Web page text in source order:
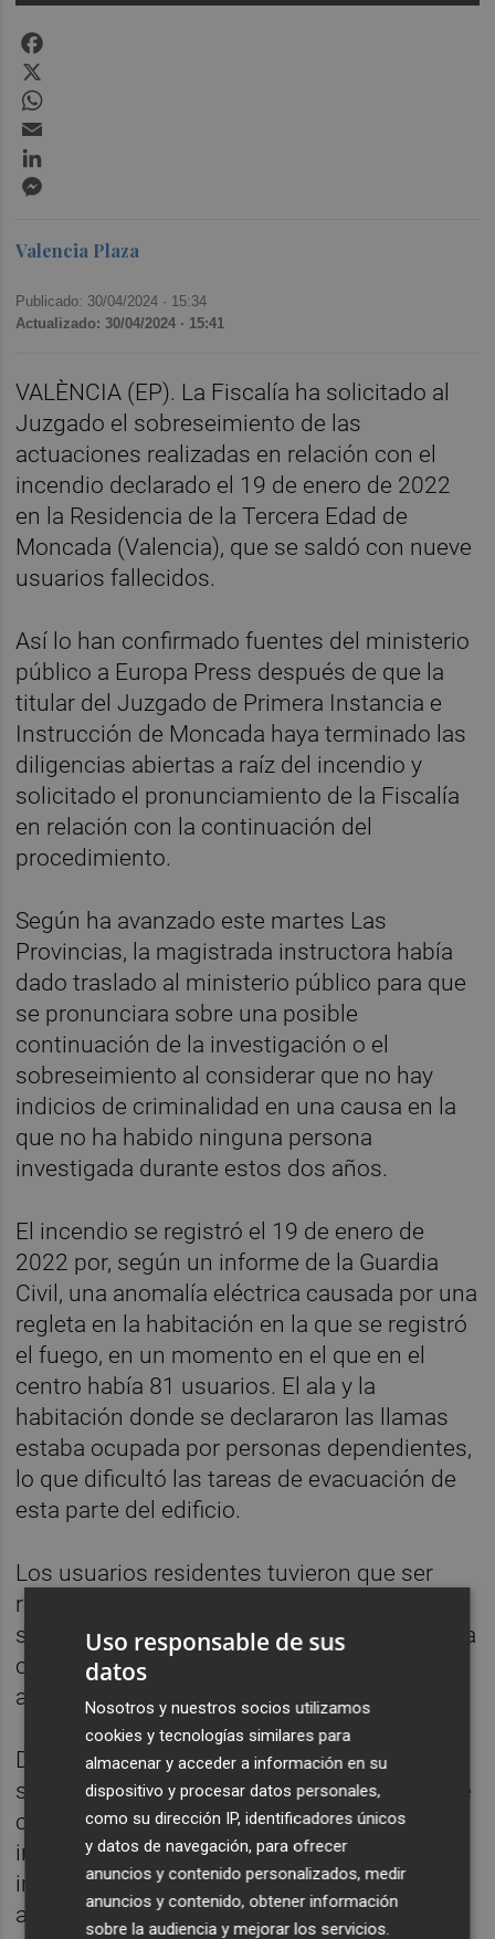
Valencia Plaza
Publicado: 30/04/2024 · 15:34
Actualizado: 30/04/2024 · 15:41
VALÈNCIA (EP). La Fiscalía ha solicitado al
Juzgado el sobreseimiento de las
actuaciones realizadas en relación con el
incendio declarado el 19 de enero de 2022
en la Residencia de la Tercera Edad de
Moncada (Valencia), que se saldó con nueve
usuarios fallecidos.
Así lo han confirmado fuentes del ministerio
público a Europa Press después de que la
titular del Juzgado de Primera Instancia e
Instrucción de Moncada haya terminado las
diligencias abiertas a raíz del incendio y
solicitado el pronunciamiento de la Fiscalía
en relación con la continuación del
procedimiento.
Según ha avanzado este martes Las
Provincias, la magistrada instructora había
dado traslado al ministerio público para que
se pronunciara sobre una posible
continuación de la investigación o el
sobreseimiento al considerar que no hay
indicios de criminalidad en una causa en la
que no ha habido ninguna persona
investigada durante estos dos años.
El incendio se registró el 19 de enero de
2022 por, según un informe de la Guardia
Civil, una anomalía eléctrica causada por una
regleta en la habitación en la que se registró
el fuego, en un momento en el que en el
centro había 81 usuarios. El ala y la
habitación donde se declararon las llamas
estaba ocupada por personas dependientes,
lo que dificultó las tareas de evacuación de
esta parte del edificio.
Los usuarios residentes tuvieron que ser
rescatados uno a uno por los distintos
servicios de emergencias, que realizaron una
cadena humana hasta poner a salvo a los
ancianos.
Desde la administración valenciana se
señaló en ese momento que lo sucedido fue
consecuencia de una "fatalidad", ya que los
informes del centro estaban "correctos",
incluida la revisión en el mes de agosto
anterior de todo su sistema eléctrico.
Uso responsable de sus
datos
Nosotros y nuestros socios utilizamos
cookies y tecnologías similares para
almacenar y acceder a información en su
dispositivo y procesar datos personales,
como su dirección IP, identificadores únicos
y datos de navegación, para ofrecer
anuncios y contenido personalizados, medir
anuncios y contenido, obtener información
sobre la audiencia y mejorar los servicios.